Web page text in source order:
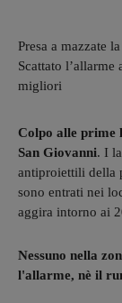
Presa a mazzate
Scattato
migliori
Colpo alle prime
San Giovanni. I
antiproiettili della
sono entrati nei
aggira intorno ai
Nessuno nella
l'allarme, nè il